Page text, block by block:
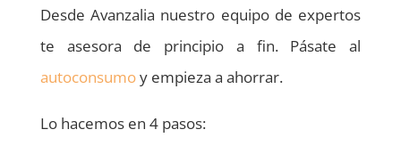
Desde Avanzalia nuestro equipo de expertos
te asesora de principio a fin. Pásate al
autoconsumoy empieza a ahorrar.
Lo hacemos en 4 pasos: